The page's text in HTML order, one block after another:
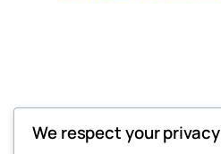
Thunder Feeds
We respect your privacy